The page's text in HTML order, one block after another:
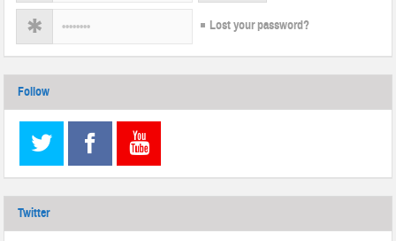
Lost your password?
Follow
Twitter